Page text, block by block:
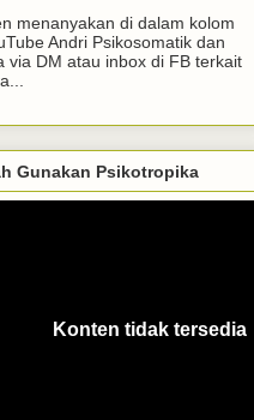
menanyakan di dalam kolom
Andri Psikosomatik dan
via DM atau inbox di FB terkait
Gunakan Psikotropika